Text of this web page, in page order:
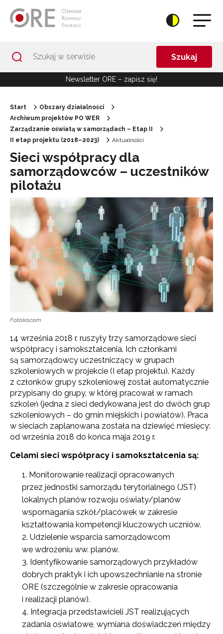
Szukaj
Newsletter ORE – zapisz się!
Start
Obszary działalności
Archiwum projektów PO WER
Zarządzanie oświatą w samorządach – Etap II
II etap projektu (2018–2023)
Aktualności
Sieci współpracy dla
samorządowców – uczestników
pilotażu
Fotolia.com
14 września 2018 r. ruszyły trzy samorządowe sieci
współpracy i samokształcenia. Ich członkami
są samorządowcy uczestniczący w grupach
szkoleniowych w projekcie (I etap projektu). Każdy
z członków grupy szkoleniowej został automatycznie
przypisany do grupy, w której pracował w ramach
szkoleń (jedna z sieci dedykowana jest do dwóch grup
szkoleniowych – do gmin miejskich i powiatów). Praca
w sieciach zaplanowana została na dziewięć miesięcy:
od września 2018 do końca maja 2019 r.
Celami sieci współpracy i samokształcenia są:
Monitorowanie realizacji opracowanych
przez jednostki samorządu terytorialnego (JST)
lokalnych planów rozwoju oświaty/planów
wspomagania szkół/placówek w zakresie
kształtowania kompetencji kluczowych uczniów.
Udzielenie wsparcia samorządowcom
we wdrożeniu ww. planów.
Identyfikowanie samorządowych przykładów
dobrych praktyk i ich upowszechnianie na stronie
ORE (szczególnie w zakresie opracowania
i realizacji planów).
Integracja przedstawicieli JST realizujących
zadania oświatowe, wymiana doświadczeń między